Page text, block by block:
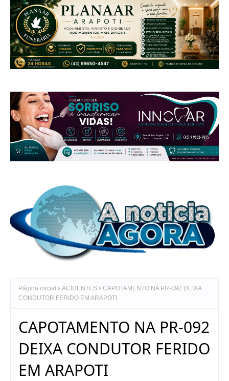
Página inicial ACIDENTES
CAPOTAMENTO NA PR-092 DEIXA
CONDUTOR FERIDO EM ARAPOTI
CAPOTAMENTO NA PR-092
DEIXA CONDUTOR FERIDO
EM ARAPOTI